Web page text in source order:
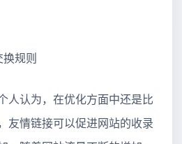
规则
认为，在优化方面中还是比
友情链接可以促进网站的收录